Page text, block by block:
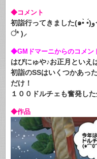
◆コメント
初詣行ってきました(๑•̀ •́)و✧今年もよろしくお願いします⸜(* ॑꒳
॑* )⸝
◆GMドマーニからのコメン
はぴにゅや♪お正月といえ
初詣のSSはいくつかあっ
だけ！
１００ドルチェも奮発し
◆作品